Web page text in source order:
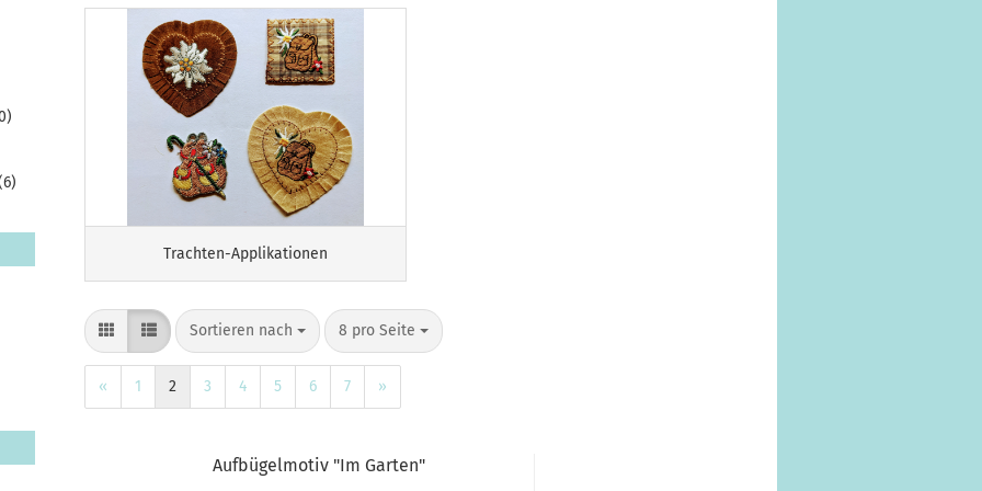
Trachten-Applikationen
Sortieren nach
Sortieren nach 8 pro Seite
pro Seite
« 1 2 3 4 5 6 7 »
Aufbügelmotiv "Im Garten"